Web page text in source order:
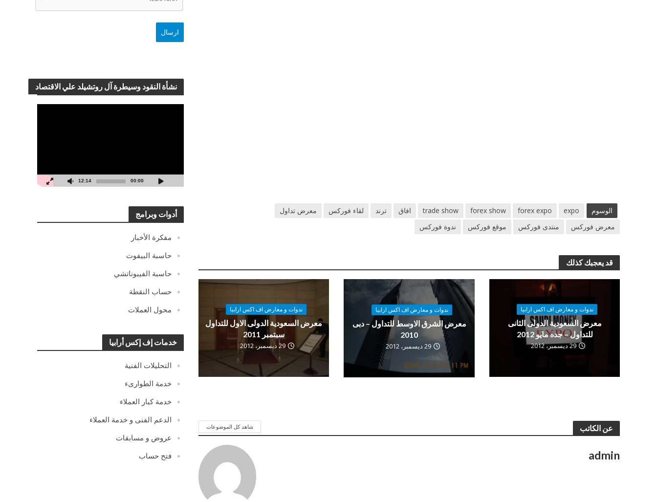
نشأة النقود وسيطرة آل روتشيلد علي الاقتصاد
00:00
12:14
أدوات وبرامج
مفكرة الأخبار
حاسبة البيفوت
حاسبة الفيبوناتشي
حساب النقطة
محول العملات
خدمات إف إكس أرابيا
التحليلات الفنية
خدمة الطوارىء
خدمة كبار العملاء
الدعم الفنى و خدمة العملاء
عروض و مسابقات
فتح حساب
الوسوم expo
forex expo
forex show
trade show افاق ترند لقاء فوركس
معرض تداول
معرض فوركس
منتدى فوركس موقع فوركس ندوة فوركس
قد يعجبك كذلك
ندوات و معارض اف اكس ارابيا
معرض السعودية الدولى الثانى
للتداول – جده مايو 2012
29 ديسمبر، 2012
ندوات و معارض اف اكس ارابيا
معرض الشرق الاوسط للتداول – دبى
2010
29 ديسمبر، 2012
ندوات و معارض اف اكس ارابيا
معرض السعودية الدولى الاول للتداول
سبتمبر 2011
29 ديسمبر، 2012
عن الكاتب شاهد كل الموضوعات
admin